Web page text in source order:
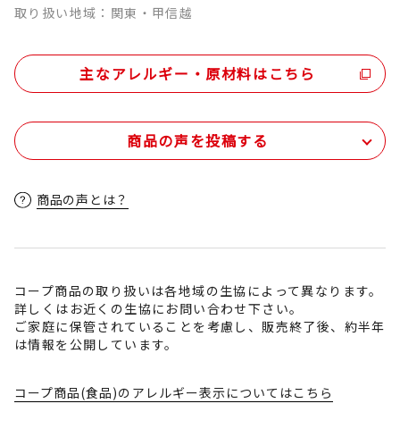
取り扱い地域：関東・甲信越
主なアレルギー・原材料はこちら
商品の声を投稿する
商品の声とは？
コープ商品の取り扱いは各地域の生協によって異なります。
詳しくはお近くの生協にお問い合わせ下さい。
ご家庭に保管されていることを考慮し、販売終了後、約半年
は情報を公開しています。
コープ商品(食品)のアレルギー表示についてはこちら